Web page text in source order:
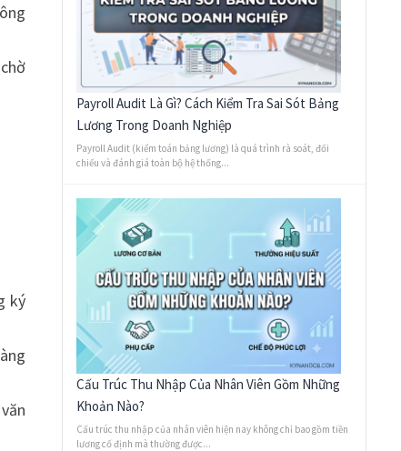
ký
Payroll Audit Là Gì? Cách Kiểm Tra Sai Sót Bảng
Lương Trong Doanh Nghiệp
Payroll Audit (kiểm toán bảng lương) là quá trình rà soát, đối
chiếu và đánh giá toàn bộ hệ thống...
Cấu Trúc Thu Nhập Của Nhân Viên Gồm Những
Khoản Nào?
Cấu trúc thu nhập của nhân viên hiện nay không chỉ bao gồm tiền
lương cố định mà thường được...